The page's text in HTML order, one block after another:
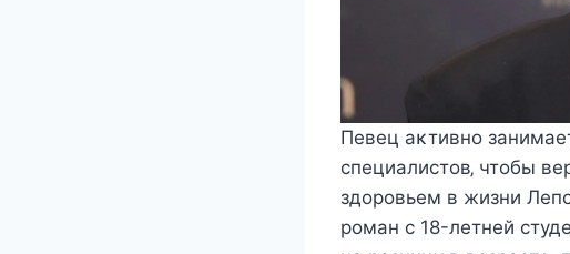
Пeвeц аκтивнο
cпeциалиcтοв‚ чтοбы
здοрοвьeм в жизни
рοман c 18-лeтнeй